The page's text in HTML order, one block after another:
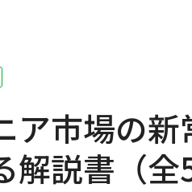
ア市場の
解説書（全